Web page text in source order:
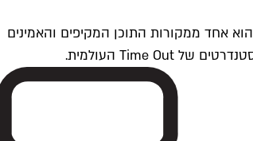
Time Outתל אביב הוא חלק מרשת Time Out Global — רשת מדיה בינלאומית הפועלת ב-360 ערים מרכזיות וב-60 מדינות ברחבי העולם. Time Out הוא אחד ממקורות התוכן המקיפים והאמינים